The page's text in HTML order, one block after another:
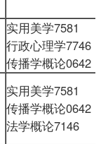
实用美学7581
行政心理学7746
传播学概论0642
实用美学7581
传播学概论0642
法学概论7146